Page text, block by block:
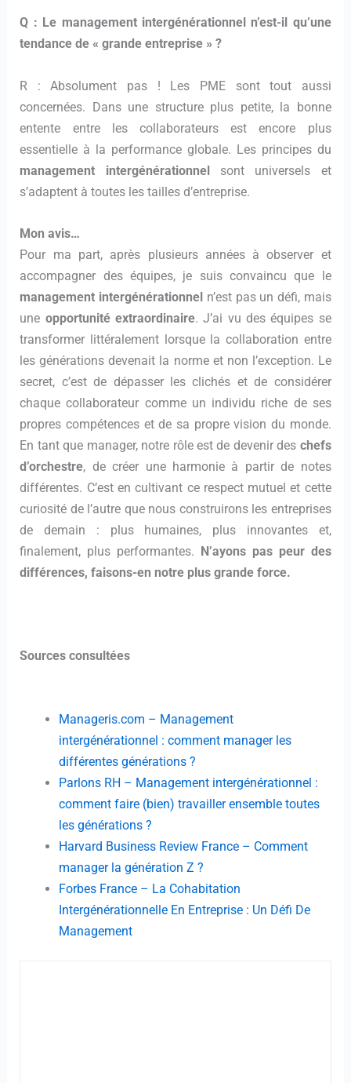
Q : Le management intergénérationnel n’est-il qu’une
tendance de « grande entreprise » ?
R : Absolument pas ! Les PME sont tout aussi
concernées. Dans une structure plus petite, la bonne
entente entre les collaborateurs est encore plus
essentielle à la performance globale. Les principes du
management intergénérationnelsont universels et
s’adaptent à toutes les tailles d’entreprise.
Mon avis…
Pour ma part, après plusieurs années à observer et
accompagner des équipes, je suis convaincu que le
management intergénérationnel n’est pas un défi, mais
une opportunité extraordinaire. J’ai vu des équipes se
transformer littéralement lorsque la collaboration entre
les générations devenait la norme et non l’exception. Le
secret, c’est de dépasser les clichés et de considérer
chaque collaborateur comme un individu riche de ses
propres compétences et de sa propre vision du monde.
En tant que manager, notre rôle est de devenir des chefs
d’orchestre, de créer une harmonie à partir de notes
différentes. C’est en cultivant ce respect mutuel et cette
curiosité de l’autre que nous construirons les entreprises
de demain : plus humaines, plus innovantes et,
finalement, plus performantes. N’ayons pas peur des
différences, faisons-en notre plus grande force.
Sources consultées
Manageris.com – Management
intergénérationnel : comment manager les
différentes générations ?
Parlons RH – Management intergénérationnel :
comment faire (bien) travailler ensemble toutes
les générations ?
Harvard Business Review France – Comment
manager la génération Z ?
Forbes France – La Cohabitation
Intergénérationnelle En Entreprise : Un Défi De
Management